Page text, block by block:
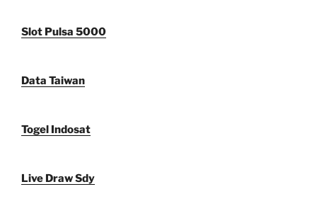
Slot Pulsa 5000
Data Taiwan
Togel Indosat
Live Draw Sdy